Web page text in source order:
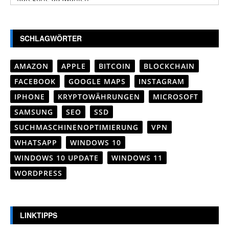
SCHLAGWÖRTER
AMAZON APPLE BITCOIN
BLOCKCHAIN
FACEBOOK
GOOGLE MAPS
INSTAGRAM
IPHONE
KRYPTOWÄHRUNGEN
MICROSOFT
SAMSUNG
SEO
SSD
SUCHMASCHINENOPTIMIERUNG
VPN
WHATSAPP
WINDOWS 10
WINDOWS 10 UPDATE
WINDOWS 11
WORDPRESS
LINKTIPPS